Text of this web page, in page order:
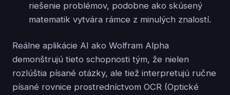
riešenie problémov, podobne ako skúsený
matematik vytvára rámce z minulých znalostí.
Reálne aplikácie AI ako Wolfram Alpha
demonštrujú tieto schopnosti tým, že nielen
rozlúštia písané otázky, ale tiež interpretujú ručne
písané rovnice prostredníctvom OCR (Optické